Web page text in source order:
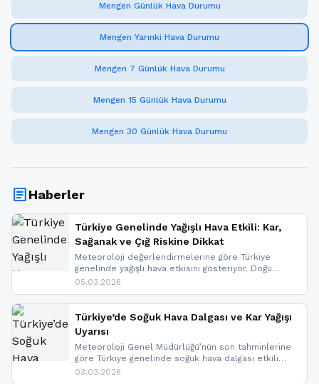
Mengen Günlük Hava Durumu
Mengen Yarınki Hava Durumu
Mengen 7 Günlük Hava Durumu
Mengen 15 Günlük Hava Durumu
Mengen 30 Günlük Hava Durumu
articleHaberler
Türkiye Genelinde Yağışlı Hava Etkili: Kar,
Sağanak ve Çığ Riskine Dikkat
Meteoroloji değerlendirmelerine göre Türkiye
genelinde yağışlı hava etkisini gösteriyor. Doğu
bölgelerinde kar yağışı beklenirken Marmara ve
ise çığ tehlikesi bulunuyor. İç kesimlerde sis ve pus
nedeniyle görüş mesafesinde azalma
yaşanabileceği belirtiliyor.
05.03.2026
Türkiye’de Soğuk Hava Dalgası ve Kar Yağışı
Uyarısı
Meteoroloji Genel Müdürlüğü’nün son tahminlerine
göre Türkiye genelinde soğuk hava dalgası etkili
oluyor. Birçok il için kar yağışı ve buzlanma uyarısı
03.03.2026